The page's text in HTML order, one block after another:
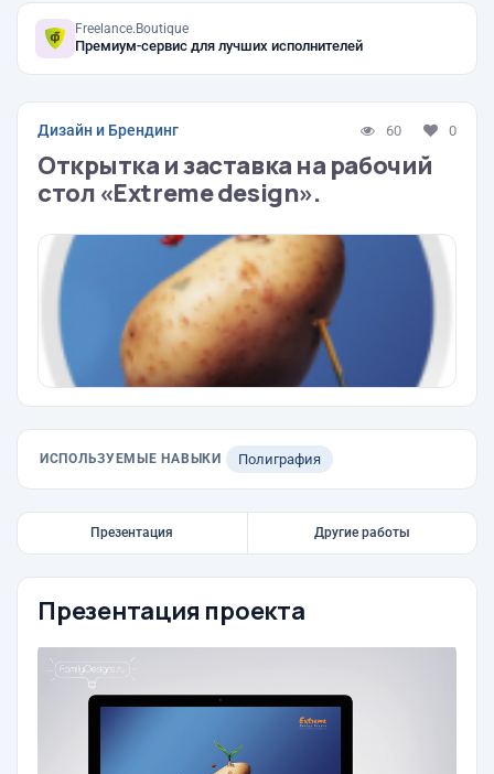
Freelance.Boutique
Премиум-сервис для лучших исполнителей
Дизайн и Брендинг 60 0
Открытка и заставка на рабочий
стол «Extreme design».
ИСПОЛЬЗУЕМЫЕ НАВЫКИ Полиграфия
Презентация Другие работы
Презентация проекта